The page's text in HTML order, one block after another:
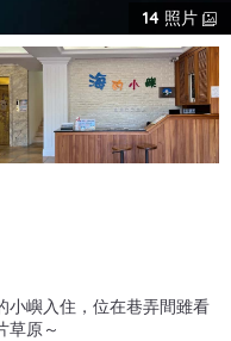
14 照片
小嶼入住，位在巷弄間雖看
草原～